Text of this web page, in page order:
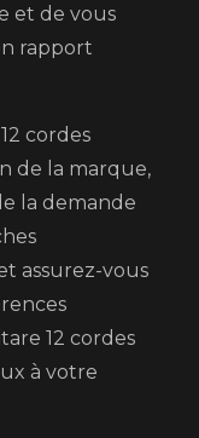
et de vous
rapport
cordes
de la marque,
la demande
assurez-vous
12 cordes
à votre